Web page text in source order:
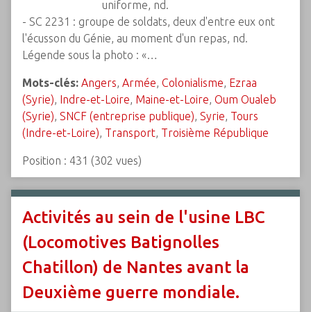
uniforme, nd.
- SC 2231 : groupe de soldats, deux d'entre eux ont
l'écusson du Génie, au moment d'un repas, nd.
Légende sous la photo : «…
Mots-clés: Angers, Armée, Colonialisme, Ezraa
(Syrie), Indre-et-Loire, Maine-et-Loire, Oum Oualeb
(Syrie), SNCF (entreprise publique), Syrie, Tours
(Indre-et-Loire), Transport, Troisième République
Position : 431 (302 vues)
Activités au sein de l'usine LBC
(Locomotives Batignolles
Chatillon) de Nantes avant la
Deuxième guerre mondiale.